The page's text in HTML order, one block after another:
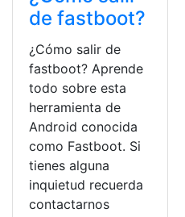
de fastboot?
¿Cómo salir de
fastboot? Aprende
todo sobre esta
herramienta de
Android conocida
como Fastboot. Si
tienes alguna
inquietud recuerda
contactarnos